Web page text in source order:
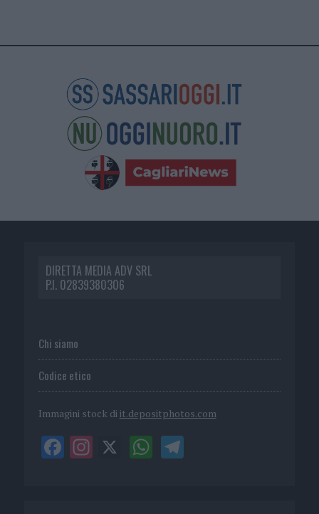
DIRETTA MEDIA ADV SRL
P.I. 02839380306
Chi siamo
Codice etico
Immagini stock di it.depositphotos.com